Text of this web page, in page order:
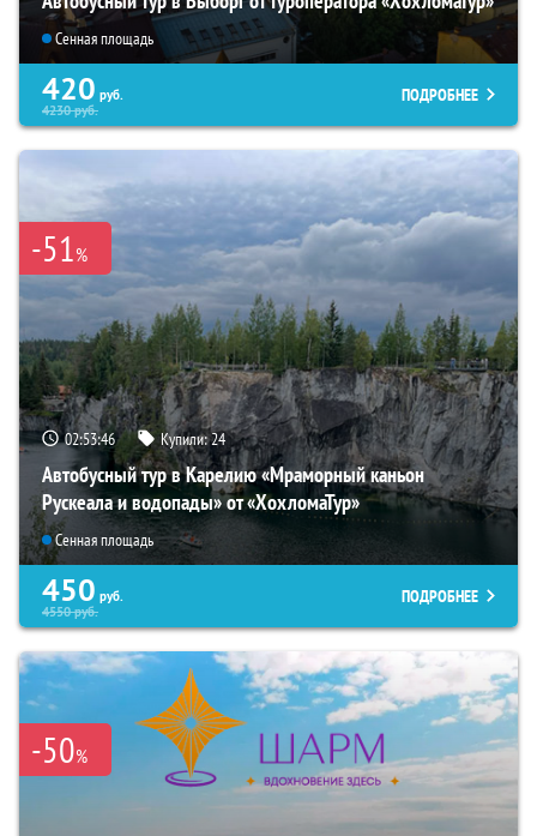
Сенная площадь
420 руб.
4230руб.
ПОДРОБНЕЕ
-51%
02:53:45 Купили:24
Автобусный тур в Карелию «Мраморный каньон
Рускеала и водопады» от «ХохломаТур»
Сенная площадь
450 руб.
4550руб.
ПОДРОБНЕЕ
-50%